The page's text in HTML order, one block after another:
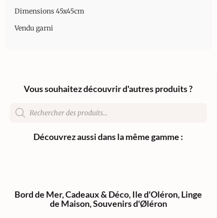
Dimensions 45x45cm
Vendu garni
Vous souhaitez découvrir d'autres produits ?
Découvrez aussi dans la même gamme :
Bord de Mer,Cadeaux & Déco,Ile d'Oléron,Linge
de Maison,Souvenirs d'Øléron